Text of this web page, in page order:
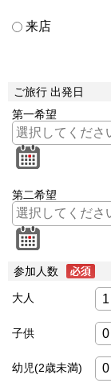
来店
ご旅行 出発日
第一希望
第二希望
参加人数
大人
子供
幼児(2歳未満)